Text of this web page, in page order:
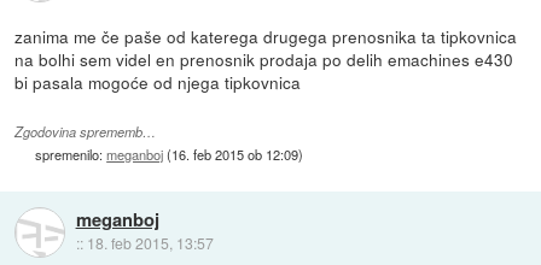
zanima me če paše od katerega drugega prenosnika ta tipkovnica
na bolhi sem videl en prenosnik prodaja po delih emachines e430
bi pasala mogoće od njega tipkovnica
Zgodovina sprememb…
spremenilo:meganboj(16. feb 2015 ob 12:09)
meganboj
:: 18. feb 2015, 13:57